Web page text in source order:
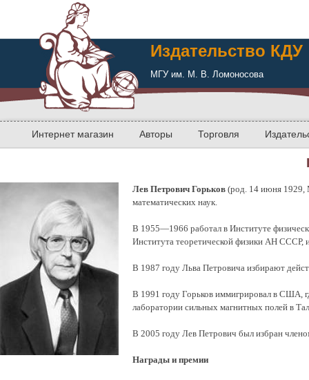
Издательство КДУ
МГУ им. М. В. Ломоносова
Интернет магазин Авторы Торговля
Лев Петрович Горьков (род. 14 июня 1929,
математических наук.
В 1955—1966 работал в Институте
Института теоретической физики АН
В 1987 году Льва Петровича избирают
В 1991 году Горьков иммигрировал в США,
лаборатории сильных магнитных полей в
В 2005 году Лев Петрович был избран
Награды и премии